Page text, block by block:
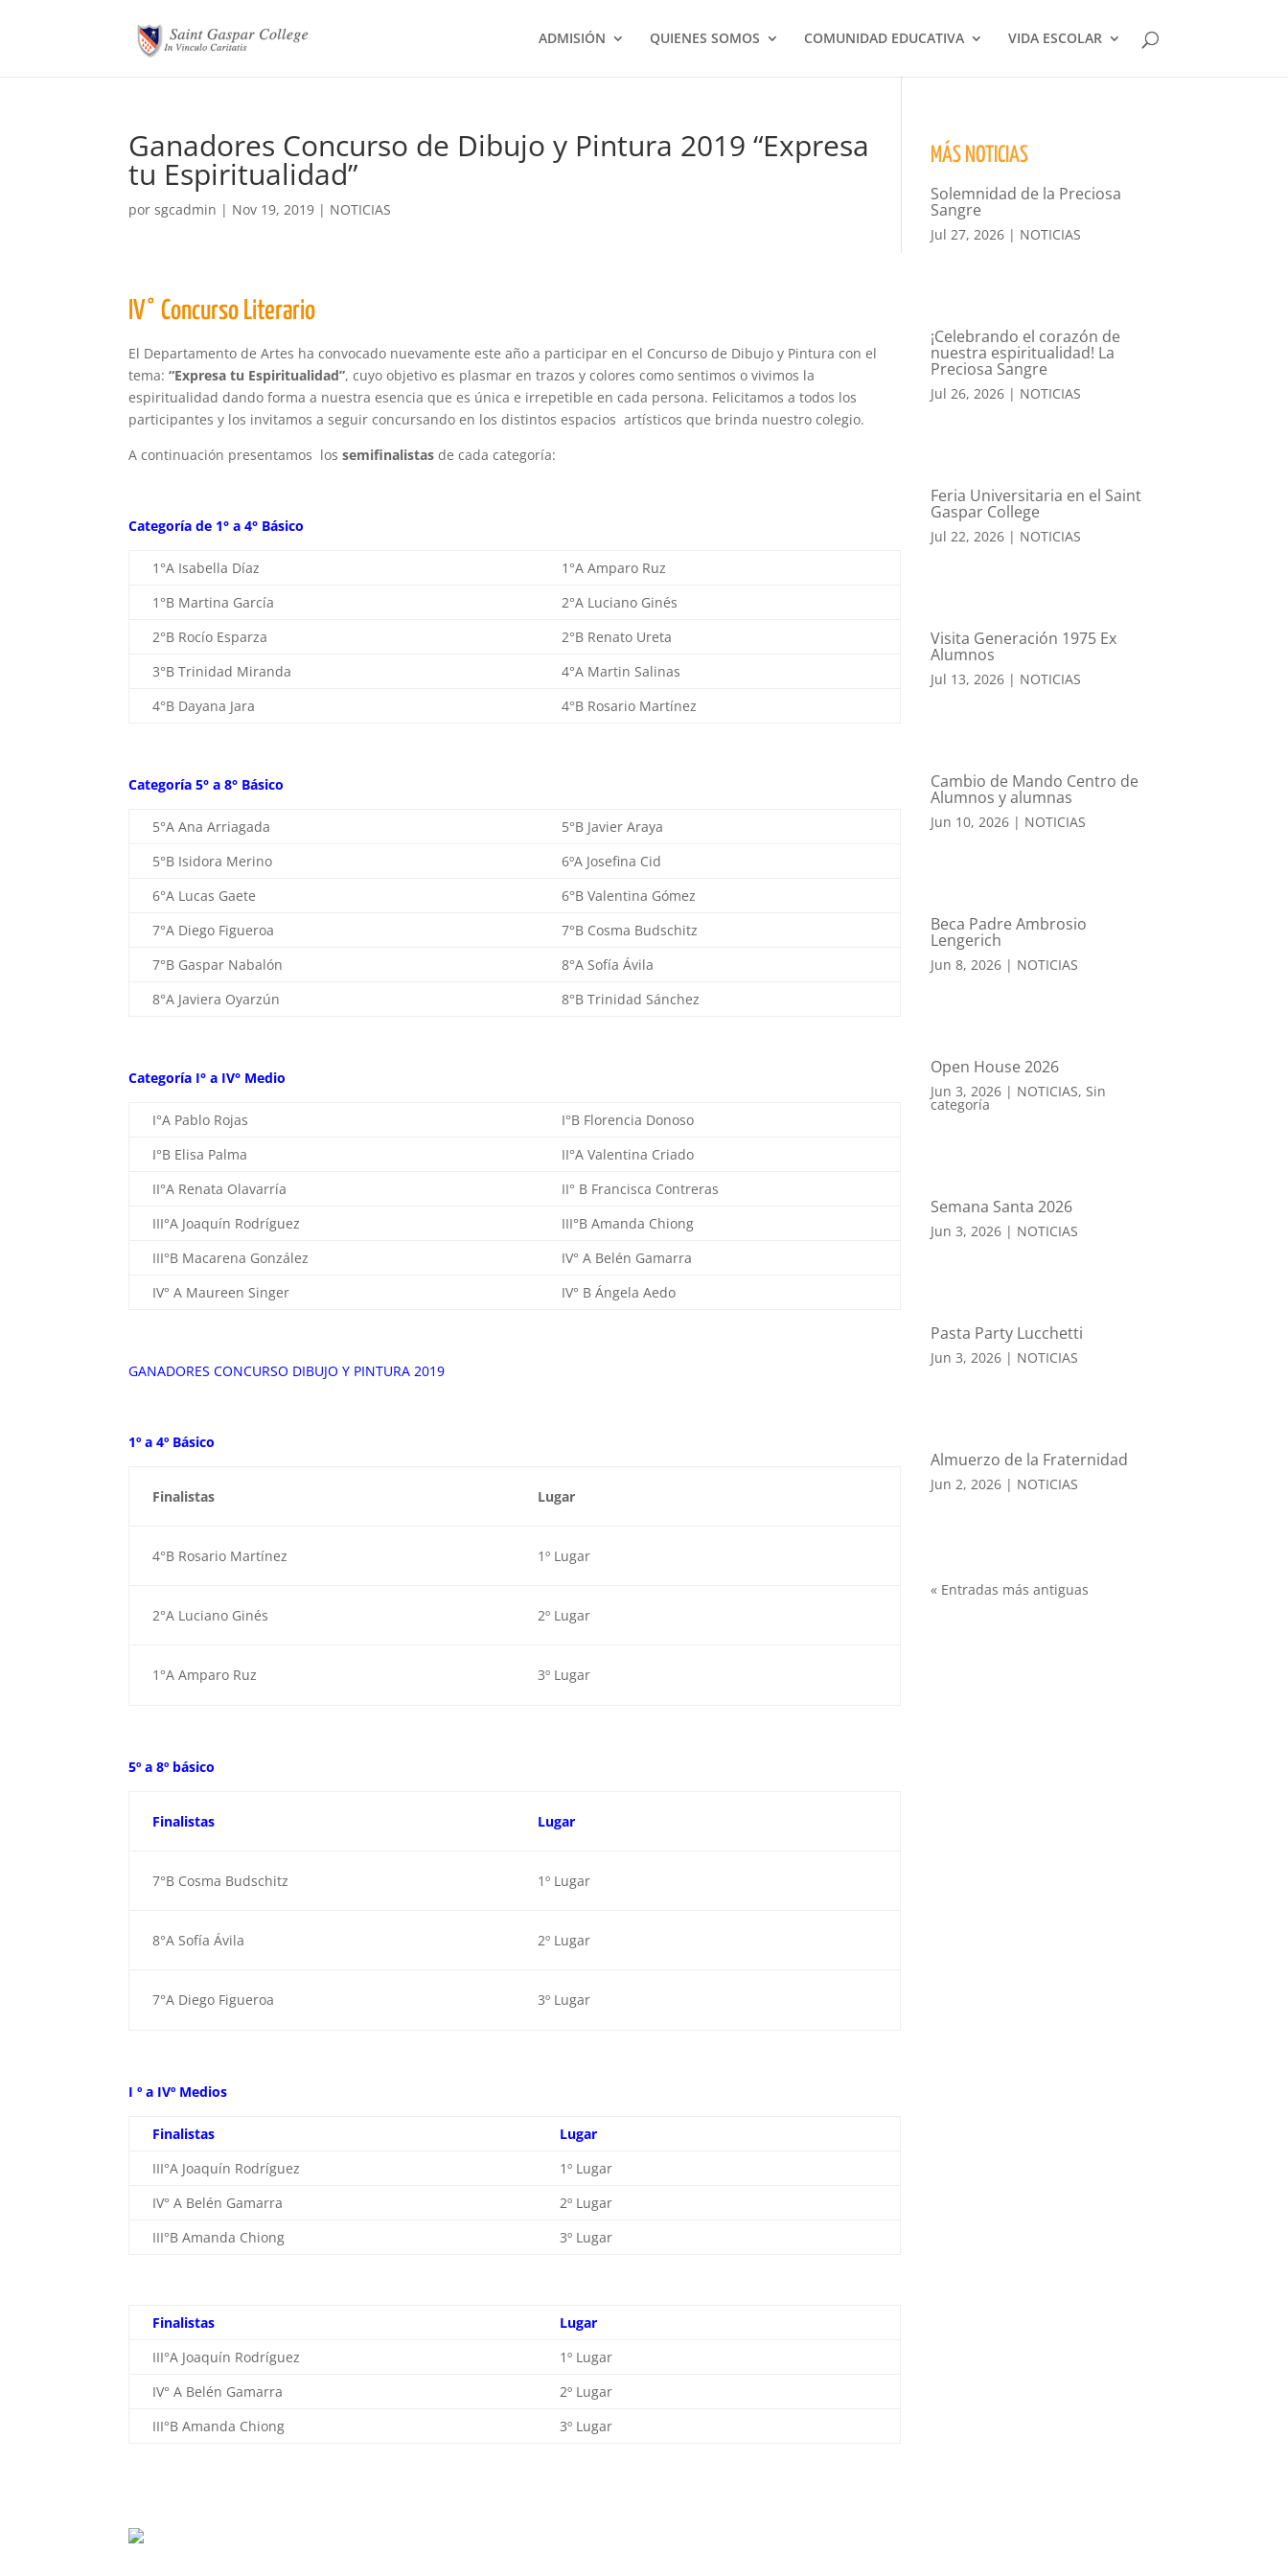
ADMISIÓN QUIENES SOMOS COMUNIDAD EDUCATIVA VIDA ESCOLAR
Ganadores Concurso de Dibujo y Pintura 2019 “Expresa
tu Espiritualidad”
porsgcadmin | Nov 19, 2019 | NOTICIAS
IV° Concurso Literario
El Departamento de Artes ha convocado nuevamente este año a participar en el Concurso de Dibujo y Pintura con el
tema:“Expresa tu Espiritualidad”, cuyo objetivo es plasmar en trazos y colores como sentimos o vivimos la
espiritualidad dando forma a nuestra esencia que es única e irrepetible en cada persona. Felicitamos a todos los
participantes y los invitamos a seguir concursando en los distintos espacios artísticos que brinda nuestro colegio.
A continuación presentamos lossemifinalistas de cada categoría:
Categoría de 1° a 4° Básico
1°A Isabella Díaz
1°A Amparo Ruz
1°B Martina García
2°A Luciano Ginés
2°B Rocío Esparza
2°B Renato Ureta
3°B Trinidad Miranda
4°A Martin Salinas
4°B Dayana Jara
4°B Rosario Martínez
Categoría 5° a 8° Básico
5°A Ana Arriagada
5°B Javier Araya
5°B Isidora Merino
6ºA Josefina Cid
6°A Lucas Gaete
6°B Valentina Gómez
7°A Diego Figueroa
7°B Cosma Budschitz
7°B Gaspar Nabalón
8°A Sofía Ávila
8°A Javiera Oyarzún
8°B Trinidad Sánchez
Categoría I° a IV° Medio
I°A Pablo Rojas
I°B Florencia Donoso
I°B Elisa Palma
II°A Valentina Criado
II°A Renata Olavarría
II° B Francisca Contreras
III°A Joaquín Rodríguez
III°B Amanda Chiong
III°B Macarena González
IV° A Belén Gamarra
IV° A Maureen Singer
IV° B Ángela Aedo
GANADORES CONCURSO DIBUJO Y PINTURA 2019
1º a 4º Básico
Finalistas Lugar
4°B Rosario Martínez 1º Lugar
2°A Luciano Ginés 2º Lugar
1°A Amparo Ruz 3º Lugar
5º a 8º básico
Finalistas Lugar
7°B Cosma Budschitz 1º Lugar
8°A Sofía Ávila 2º Lugar
7°A Diego Figueroa 3º Lugar
I º a IVº Medios
Finalistas
Lugar
III°A Joaquín Rodríguez
1º Lugar
IV° A Belén Gamarra
2º Lugar
III°B Amanda Chiong
3º Lugar
Finalistas
Lugar
III°A Joaquín Rodríguez
1º Lugar
IV° A Belén Gamarra
2º Lugar
III°B Amanda Chiong
3º Lugar
MÁS NOTICIAS
Solemnidad de la Preciosa
Sangre
Jul 27, 2026| NOTICIAS
¡Celebrando el corazón de
nuestra espiritualidad! La
Preciosa Sangre
Jul 26, 2026| NOTICIAS
Feria Universitaria en el Saint
Gaspar College
Jul 22, 2026| NOTICIAS
Visita Generación 1975 Ex
Alumnos
Jul 13, 2026| NOTICIAS
Cambio de Mando Centro de
Alumnos y alumnas
Jun 10, 2026| NOTICIAS
Beca Padre Ambrosio
Lengerich
Jun 8, 2026| NOTICIAS
Open House 2026
Jun 3, 2026| NOTICIAS, Sin
categoría
Semana Santa 2026
Jun 3, 2026| NOTICIAS
Pasta Party Lucchetti
Jun 3, 2026| NOTICIAS
Almuerzo de la Fraternidad
Jun 2, 2026| NOTICIAS
« Entradas más antiguas